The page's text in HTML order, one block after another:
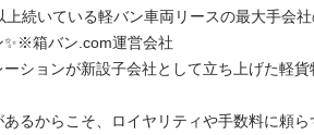
続いている軽バン車両リースの最大手会社
✨※箱バン.com運営会社
ションが新設子会社として立ち上げた軽貨
るからこそ、ロイヤリティや手数料に頼ら